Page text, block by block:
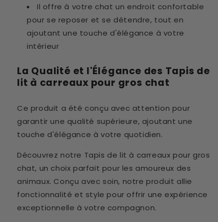
Il offre à votre chat un endroit confortable
pour se reposer et se détendre, tout en
ajoutant une touche d'élégance à votre
intérieur
La Qualité et l'Élégance des Tapis de
lit à carreaux pour gros chat
Ce produit a été conçu avec attention pour
garantir une qualité supérieure, ajoutant une
touche d'élégance à votre quotidien.
Découvrez notre Tapis de lit à carreaux pour gros
chat, un choix parfait pour les amoureux des
animaux. Conçu avec soin, notre produit allie
fonctionnalité et style pour offrir une expérience
exceptionnelle à votre compagnon.